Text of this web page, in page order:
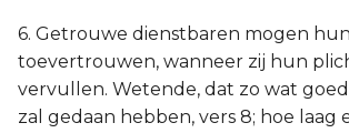
6. Getrouwe dienstbaren mogen
toevertrouwen, wanneer zij hun
vervullen. Wetende, dat zo wat
zal gedaan hebben, vers 8; hoe laag